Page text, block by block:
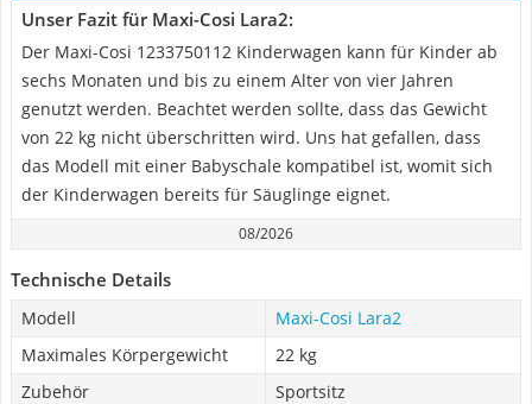
Unser Fazit für Maxi-Cosi Lara2:
Der Maxi-Cosi 1233750112 Kinderwagen kann für Kinder ab
sechs Monaten und bis zu einem Alter von vier Jahren
genutzt werden. Beachtet werden sollte, dass das Gewicht
von 22 kg nicht überschritten wird. Uns hat gefallen, dass
das Modell mit einer Babyschale kompatibel ist, womit sich
der Kinderwagen bereits für Säuglinge eignet.
08/2026
Technische Details
Modell
Maxi-Cosi Lara2
Maximales Körpergewicht
22 kg
Zubehör
Sportsitz